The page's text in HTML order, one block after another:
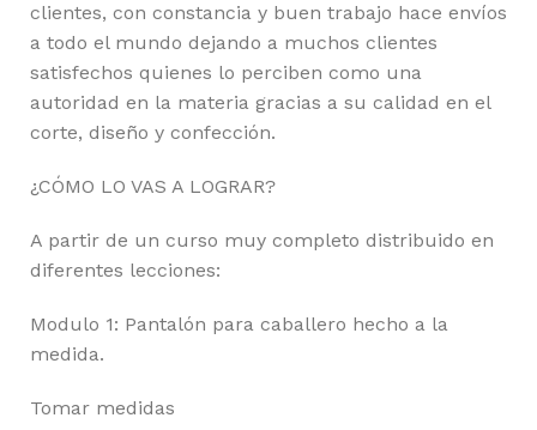
clientes, con constancia y buen trabajo hace envíos
a todo el mundo dejando a muchos clientes
satisfechos quienes lo perciben como una
autoridad en la materia gracias a su calidad en el
corte, diseño y confección.
¿CÓMO LO VAS A LOGRAR?
A partir de un curso muy completo distribuido en
diferentes lecciones:
Modulo 1: Pantalón para caballero hecho a la
medida.
Tomar medidas